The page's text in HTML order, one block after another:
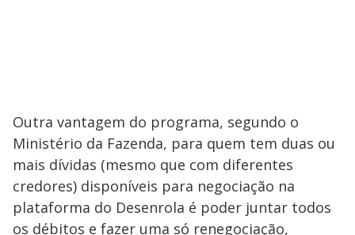
Outra vantagem do programa, segundo o
Ministério da Fazenda, para quem tem duas ou
mais dívidas (mesmo que com diferentes
credores) disponíveis para negociação na
plataforma do Desenrola é poder juntar todos
os débitos e fazer uma só renegociação,